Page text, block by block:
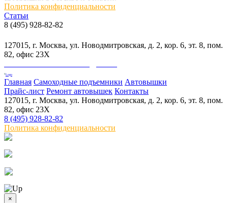
Политика конфиденциальности
Статьи
8 (495) 928-82-82
127015, г. Москва, ул. Новодмитровская, д. 2, кор. 6, эт. 8, пом.
82, офис 23Х
Главная Самоходные подъемники Автовышки
Прайс-лист Ремонт автовышек Контакты
127015, г. Москва, ул. Новодмитровская, д. 2, кор. 6, эт. 8, пом.
82, офис 23Х
8 (495) 928-82-82
Политика конфиденциальности
×